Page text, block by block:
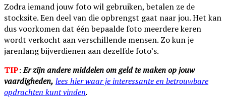
Zodra iemand jouw foto wil gebruiken, betalen ze de
stocksite. Een deel van die opbrengst gaat naar jou. Het kan
dus voorkomen dat één bepaalde foto meerdere keren
wordt verkocht aan verschillende mensen. Zo kun je
jarenlang bijverdienen aan dezelfde foto’s.
TIP:Er zijn andere middelen om geld te maken op jouw
vaardigheden, lees hier waar je interessante en betrouwbare
opdrachten kunt vinden.